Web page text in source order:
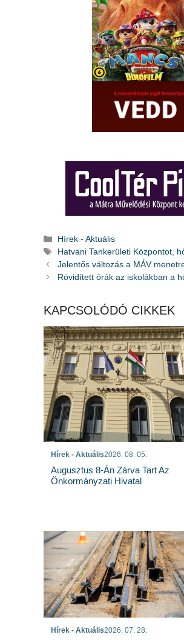
Kategória
Hírek - Aktuális
Címkék
Hatvani Tankerületi Központot,
Jelentős változás a MÁV
Rövidített órák az iskolákban a
KAPCSOLÓDÓ CIKKEK
Hírek - Aktuális2026. 08. 05.
Augusztus 8-Án Zárva Tart Az
Önkormányzati Hivatal
Hírek - Aktuális2026. 07. 28.